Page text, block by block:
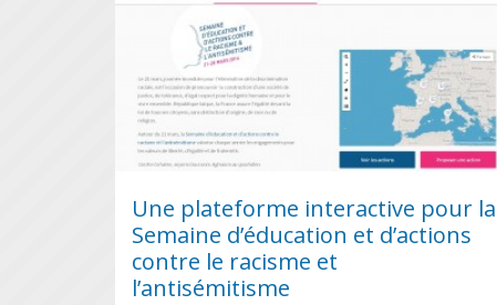
Une plateforme interactive pour la
Semaine d’éducation et d’actions
contre le racisme et
l’antisémitisme